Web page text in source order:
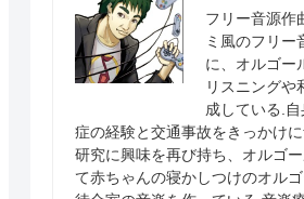
フリー音源作
ミ風のフリー
に、オルゴー
リスニングや
成している.
症の経験と交通事故をきっかけ
研究に興味を再び持ち、オルゴ
て赤ちゃんの寝かしつけのオル